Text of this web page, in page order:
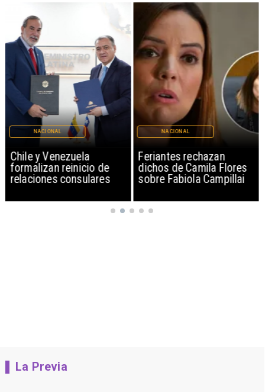
Chile y Venezuela
formalizan reinicio de
relaciones consulares
NACIONAL
Feriantes rechazan
dichos de Camila Flores
sobre Fabiola Campillai
NACIONAL
La Previa